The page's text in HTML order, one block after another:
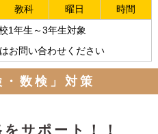
教科 曜日 時間
1年生～3年生対象
お問い合わせください
・数検」対策
サポート！！